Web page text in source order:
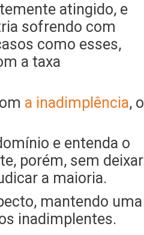
atingido, e
sofrendo com
como esses,
a taxa
a inadimplência, o
e entenda o
porém, sem deixar
a maioria.
mantendo uma
inadimplentes.